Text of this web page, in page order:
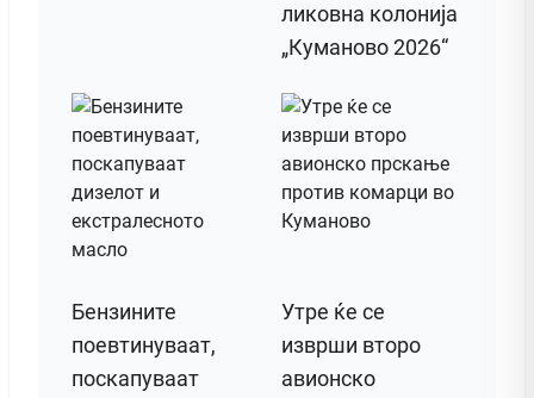
ликовна колонија
„Куманово 2026“
Бензините
поевтинуваат,
поскапуваат
Утре ќе се
изврши второ
авионско